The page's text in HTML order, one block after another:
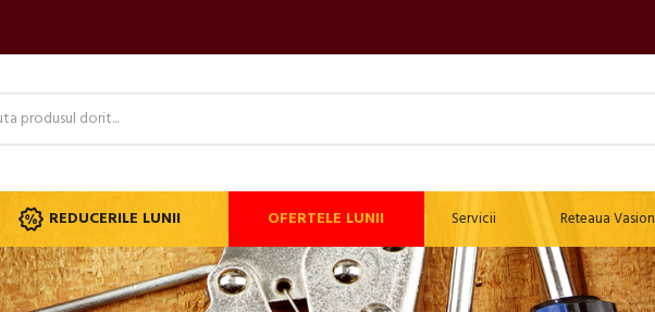
REDUCERILE LUNII OFERTELE LUNII Servicii Reteaua Vasion